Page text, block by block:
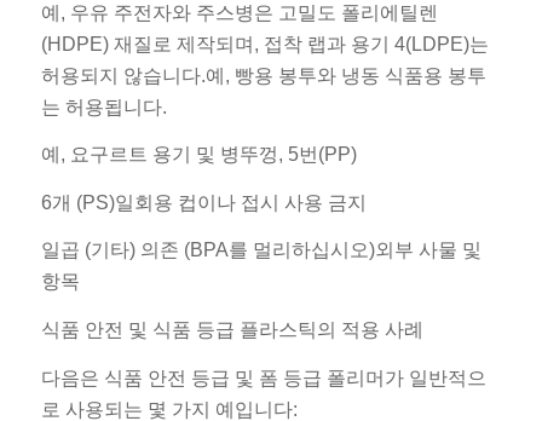
예, 우유 주전자와 주스병은 고밀도 폴리에틸렌
(HDPE) 재질로 제작되며, 접착 랩과 용기 4(LDPE)는
허용되지 않습니다.예, 빵용 봉투와 냉동 식품용 봉투
는 허용됩니다.
예, 요구르트 용기 및 병뚜껑, 5번(PP)
6개 (PS)일회용 컵이나 접시 사용 금지
일곱 (기타) 의존 (BPA를 멀리하십시오)외부 사물 및
항목
식품 안전 및 식품 등급 플라스틱의 적용 사례
다음은 식품 안전 등급 및 폼 등급 폴리머가 일반적으
로 사용되는 몇 가지 예입니다: